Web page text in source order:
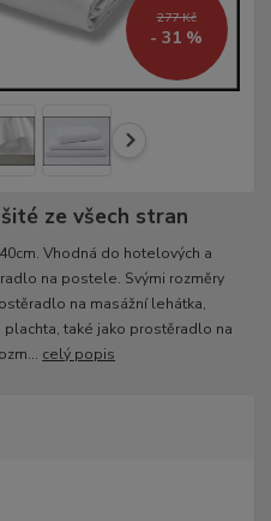
277 Kč
- 31 %
ze všech stran
Vhodná do hotelových a
na postele. Svými rozměry
na masážní lehátka,
také jako prostěradlo na
celý popis